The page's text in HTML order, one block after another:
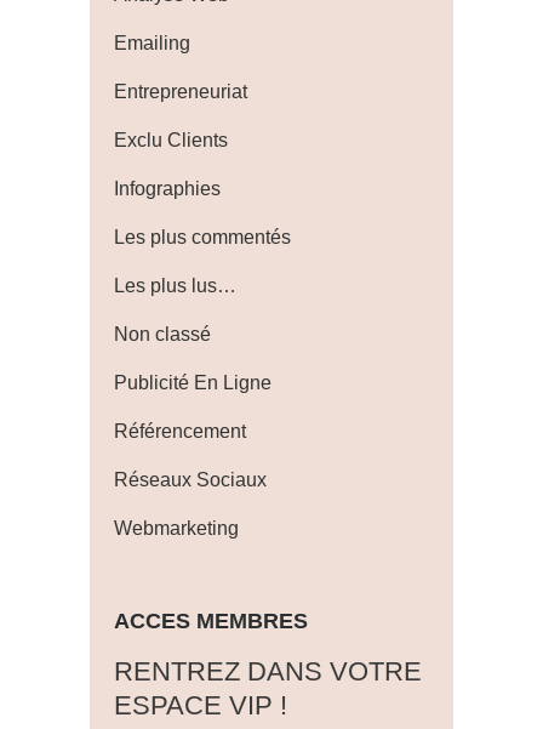
Emailing
Entrepreneuriat
Exclu Clients
Infographies
Les plus commentés
Les plus lus…
Non classé
Publicité En Ligne
Référencement
Réseaux Sociaux
Webmarketing
ACCES MEMBRES
‎RENTREZ DANS VOTRE
ESPACE VIP !